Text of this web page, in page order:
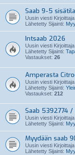
Saab 9-5
Uusin viesti Kirjoittaja
Lähetetty Sijainti:
Intsaab 2026
Uusin viesti Kirjoittaja
Lähetetty Sijainti:
Vastaukset: 26
Amperasta
Uusin viesti Kirjoittaja
Lähetetty Sijainti:
Vastaukset: 212
Saab 5392774
Uusin viesti Kirjoittaja
Lähetetty Sijainti:
Myydään saab
Uusin viesti Kirjoittaja
Lähetetty Sijainti: